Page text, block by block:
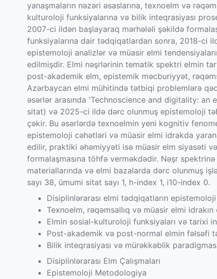
yanaşmaların nəzəri əsaslarına, texnoelm və
kulturoloji funksiyalarına və bilik inteqrasiyası
2007-ci ildən başlayaraq mərhələli şəkildə
funksiyalarına dair tədqiqatlardan sonra, 2018-ci
epistemoloji analizlər və müasir elmi
edilmişdir. Elmi nəşrlərinin tematik spektri elmin
post-akademik elm, epistemik məcburiyyət,
Azərbaycan elmi mühitində tətbiqi problemlərə
əsərlər arasında 'Technoscience and digitality:
sitat) və 2025-ci ildə dərc olunmuş epistemoloji
çəkir. Bu əsərlərdə texnoelmin yeni kognitiv
epistemoloji cəhətləri və müasir elmi idrakda
edilir, praktiki əhəmiyyəti isə müasir elm siyasəti
formalaşmasına töhfə verməkdədir. Nəşr
materiallarında və elmi bazalarda dərc olunmuş
sayı 38, ümumi sitat sayı 1, h-index 1, i10-index 0.
Disiplinlərarası elmi tədqiqatların
Texnoelm, rəqəmsallıq və müasir elmi idrakın
Elmin sosial-kulturoloji funksiyaları və tarixi
Post-akademik və post-normal elmin fəlsəfi
Bilik inteqrasiyası və mürəkkəblik
Disiplinlərarası Elm Çalışmaları
Epistemoloji Metodologiya